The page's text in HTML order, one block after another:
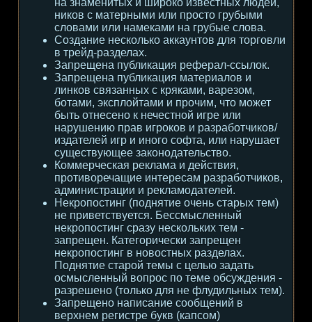
на знаменитых и широко известных людей,
ников с матерными или просто грубыми
словами или намеками на грубые слова.
Создание несколько аккаунтов для торговли
в трейд-разделах.
Запрещена публикация реферал-ссылок.
Запрещена публикация материалов и
линков связанных с кряками, варезом,
ботами, эксплойтами и прочим, что может
быть отнесено к нечестной игре или
нарушению прав игроков и разработчиков/
издателей игр и иного софта, или нарушает
существующее законодательство.
Коммерческая реклама и действия,
противоречащие интересам разработчиков,
администрации и рекламодателей.
Некропостинг (поднятие очень старых тем)
не приветствуется. Бессмысленный
некропостинг сразу нескольких тем -
запрещен. Категорически запрещен
некропостинг в новостных разделах.
Поднятие старой темы с целью задать
осмысленный вопрос по теме обсуждения -
разрешено (только для не флудильных тем).
Запрещено написание сообщений в
верхнем регистре букв (капсом)